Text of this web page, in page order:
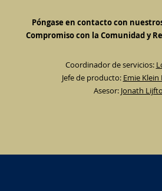
Póngase en contacto con
Compromiso con la Comunidad y
Coordinador de servicios:
Jefe de producto: Emie
Asesor: Jonath